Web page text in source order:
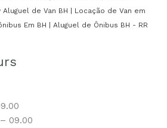
de Van BH | Locação de Van em
Em BH | Aluguel de Ônibus BH - RR
09.00